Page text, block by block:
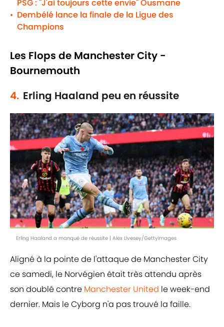
•
PSG : "J'ai toujours cette envie" Ousmane
Dembélé lance la finale de la Ligue des
Champions
Les Flops de Manchester City -
Bournemouth
4. Erling Haaland peu en réussite
Erling Haaland a manqué de réussite | Alex Livesey/GettyImages
Aligné à la pointe de l'attaque de Manchester City
ce samedi, le Norvégien était très attendu après
son doublé contre Manchester United le week-end
dernier. Mais le Cyborg n'a pas trouvé la faille.